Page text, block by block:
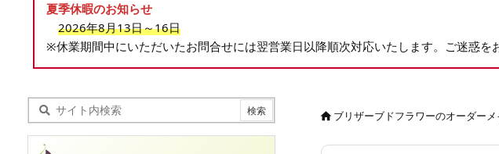
夏季休暇のお知らせ
2026年8月13日～16日
※休業期間中にいただいたお問合せには翌営業日以降順次対応いたします。ご迷惑を
ブリザーブドフラワーのオーダー